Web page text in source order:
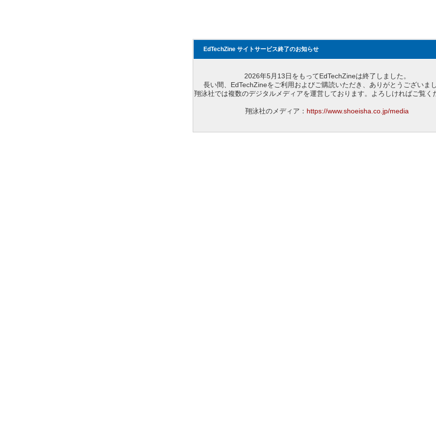
EdTechZine サイトサービス終了のお知らせ
2026年5月13日をもってEdTechZineは終了しました。
長い間、EdTechZineをご利用およびご購読いただき、ありがとうございまし
翔泳社では複数のデジタルメディアを運営しております。よろしければご覧く
翔泳社のメディア： https://www.shoeisha.co.jp/media